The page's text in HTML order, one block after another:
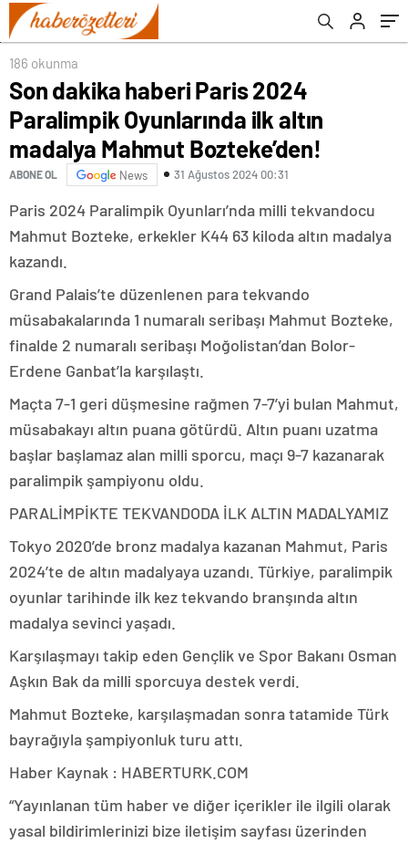
Bozteke’den!
186 okunma
Son dakika haberi Paris 2024
Paralimpik Oyunlarında ilk altın
madalya Mahmut Bozteke’den!
ABONE OL News 31 Ağustos 2024 00:31
Paris 2024 Paralimpik Oyunları’nda milli tekvandocu
Mahmut Bozteke, erkekler K44 63 kiloda altın madalya
kazandı.
Grand Palais’te düzenlenen para tekvando
müsabakalarında 1 numaralı seribaşı Mahmut Bozteke,
finalde 2 numaralı seribaşı Moğolistan’dan Bolor-
Erdene Ganbat’la karşılaştı.
Maçta 7-1 geri düşmesine rağmen 7-7’yi bulan Mahmut,
müsabakayı altın puana götürdü. Altın puanı uzatma
başlar başlamaz alan milli sporcu, maçı 9-7 kazanarak
paralimpik şampiyonu oldu.
PARALİMPİKTE TEKVANDODA İLK ALTIN MADALYAMIZ
Tokyo 2020’de bronz madalya kazanan Mahmut, Paris
2024’te de altın madalyaya uzandı. Türkiye, paralimpik
oyunlar tarihinde ilk kez tekvando branşında altın
madalya sevinci yaşadı.
Karşılaşmayı takip eden Gençlik ve Spor Bakanı Osman
Aşkın Bak da milli sporcuya destek verdi.
Mahmut Bozteke, karşılaşmadan sonra tatamide Türk
bayrağıyla şampiyonluk turu attı.
Haber Kaynak : HABERTURK.COM
“Yayınlanan tüm haber ve diğer içerikler ile ilgili olarak
yasal bildirimlerinizi bize iletişim sayfası üzerinden